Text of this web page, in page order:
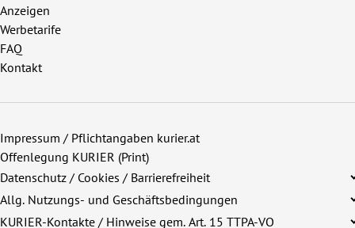
Anzeigen
Werbetarife
FAQ
Kontakt
Impressum / Pflichtangaben kurier.at
Offenlegung KURIER (Print)
Datenschutz / Cookies / Barrierefreiheit
Allg. Nutzungs- und Geschäftsbedingungen
KURIER-Kontakte / Hinweise gem. Art. 15 TTPA-VO